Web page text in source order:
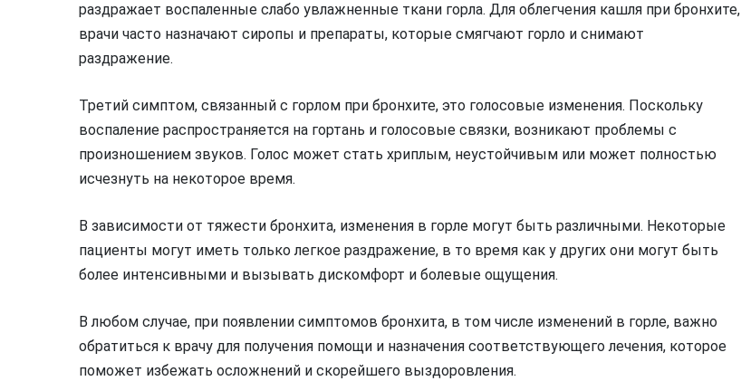
раздражает воспаленные слабо увлажненные ткани горла. Для облегчения кашля при бронхите,
врачи часто назначают сиропы и препараты, которые смягчают горло и снимают
раздражение.
Третий симптом, связанный с горлом при бронхите, это голосовые изменения. Поскольку
воспаление распространяется на гортань и голосовые связки, возникают проблемы с
произношением звуков. Голос может стать хриплым, неустойчивым или может полностью
исчезнуть на некоторое время.
В зависимости от тяжести бронхита, изменения в горле могут быть различными. Некоторые
пациенты могут иметь только легкое раздражение, в то время как у других они могут быть
более интенсивными и вызывать дискомфорт и болевые ощущения.
В любом случае, при появлении симптомов бронхита, в том числе изменений в горле, важно
обратиться к врачу для получения помощи и назначения соответствующего лечения, которое
поможет избежать осложнений и скорейшего выздоровления.